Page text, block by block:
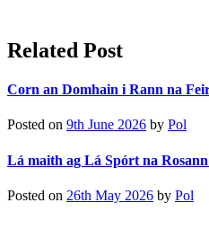
Related Post
Corn an Domhain i Rann na
Posted on 9th June 2026 by Pol
Lá maith ag Lá Spórt na
Posted on 26th May 2026 by Pol